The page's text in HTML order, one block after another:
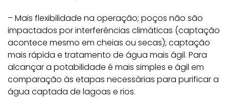
– Mais flexibilidade na operação; poços não são
impactados por interferências climáticas (captação
acontece mesmo em cheias ou secas); captação
mais rápida e tratamento de água mais ágil. Para
alcançar a potabilidade é mais simples e ágil em
comparação às etapas necessárias para purificar a
água captada de lagoas e rios.